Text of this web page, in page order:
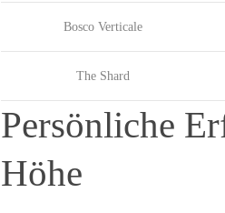
Bosco Verticale
The Shard
Persönliche
Höhe